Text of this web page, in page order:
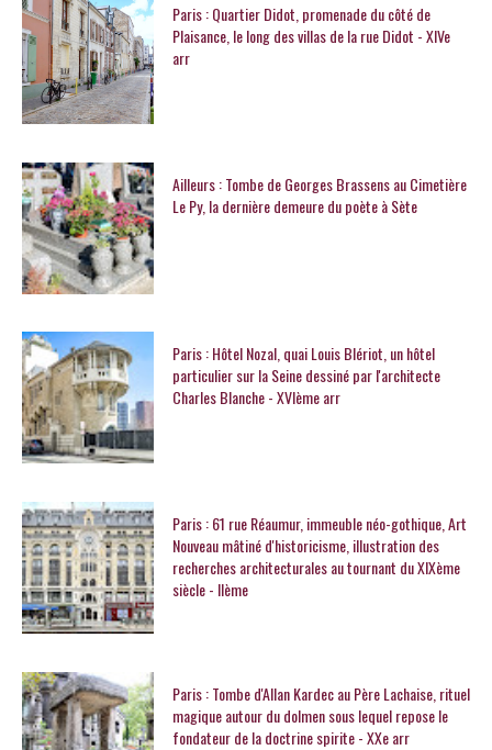
Paris : Quartier Didot, promenade du côté de
Plaisance, le long des villas de la rue Didot - XIVe
arr
Ailleurs : Tombe de Georges Brassens au Cimetière
Le Py, la dernière demeure du poète à Sète
Paris : Hôtel Nozal, quai Louis Blériot, un hôtel
particulier sur la Seine dessiné par l'architecte
Charles Blanche - XVIème arr
Paris : 61 rue Réaumur, immeuble néo-gothique, Art
Nouveau mâtiné d'historicisme, illustration des
recherches architecturales au tournant du XIXème
siècle - IIème
Paris : Tombe d'Allan Kardec au Père Lachaise, rituel
magique autour du dolmen sous lequel repose le
fondateur de la doctrine spirite - XXe arr